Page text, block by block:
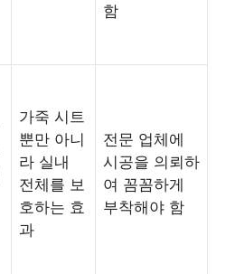
함
가죽 시트
뿐만 아니
라 실내
전체를 보
호하는 효
과
전문 업체에
시공을 의뢰하
여 꼼꼼하게
부착해야 함